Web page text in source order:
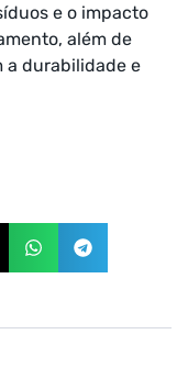
e o impacto
além de
a durabilidade e